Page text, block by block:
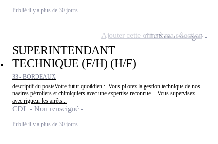
Publié il y a plus de 30 jours
SUPERINTENDANT
TECHNIQUE (F/H) (H/F)
33 - BORDEAUX
descriptif du posteVotre futur quotidien :- Vous pilotez la gestion technique de nos
navires pétroliers et chimiquiers avec une expertise reconnue. - Vous supervisez
avec rigueur les arrêts...
CDI - Non renseigné
Publié il y a plus de 30 jours
CDINon renseigné
Ajouter cette offre à ma sélection